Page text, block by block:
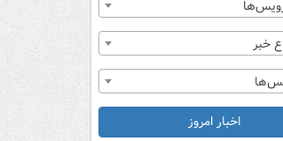
خبر
اخبار امروز